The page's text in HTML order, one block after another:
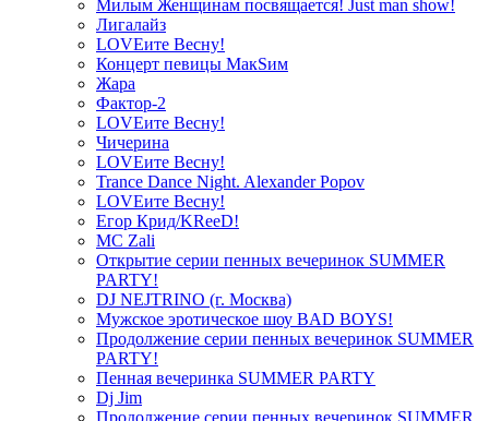
Милым Женщинам посвящается! Just man show!
Лигалайз
LOVEите Весну!
Концерт певицы МакSим
Жара
Фактор-2
LOVEите Весну!
Чичерина
LOVEите Весну!
Trance Dance Night. Alexander Popov
LOVEите Весну!
Егор Крид/KReeD!
MC Zali
Открытие серии пенных вечеринок SUMMER
PARTY!
DJ NEJTRINO (г. Москва)
Мужское эротическое шоу BAD BOYS!
Продолжение серии пенных вечеринок SUMMER
PARTY!
Пенная вечеринка SUMMER PARTY
Dj Jim
Продолжение серии пенных вечеринок SUMMER